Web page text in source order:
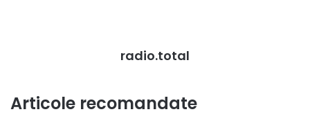
radio.total
Articole recomandate